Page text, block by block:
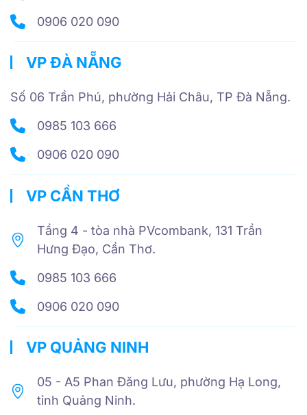
0906 020 090
VP ĐÀ NẴNG
Số 06 Trần Phú, phường Hải Châu, TP Đà Nẵng.
0985 103 666
0906 020 090
VP CẦN THƠ
Tầng 4 - tòa nhà PVcombank, 131 Trần
Hưng Đạo, Cần Thơ.
0985 103 666
0906 020 090
VP QUẢNG NINH
05 - A5 Phan Đăng Lưu, phường Hạ Long,
tỉnh Quảng Ninh.